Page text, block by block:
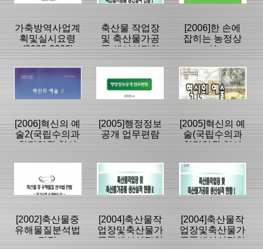
|
2007/12/27
|
2007/11/28
가축방역사업계
획및실시요령
(2000-2003)
분류명 : 단행본
|
축산물 작업장
및 축산물가공
품 생산실적현
황1(2004.12.31
기준)
분류명 : 단행본
|
2007/11/27
[2006]한 손에
잡히는 농정상
식
분류명 : 단행본
|
2007/11/27
[2006]혁신의 예
술2(국립수의과
학검역원 혁신
집)
분류명 : 단행본
|
[2005]행정정보
공개 업무편람
분류명 : 단행본
|
[2005]혁신의 예
술(국립수의과
학검역원 혁신
집)
분류명 : 단행본
|
[2002]축산물중
유해물질분석법
편람
[2004]축산물작
업장및축산물가
공품생산실적현
[2004]축산물작
업장및축산물가
공품생산실적현